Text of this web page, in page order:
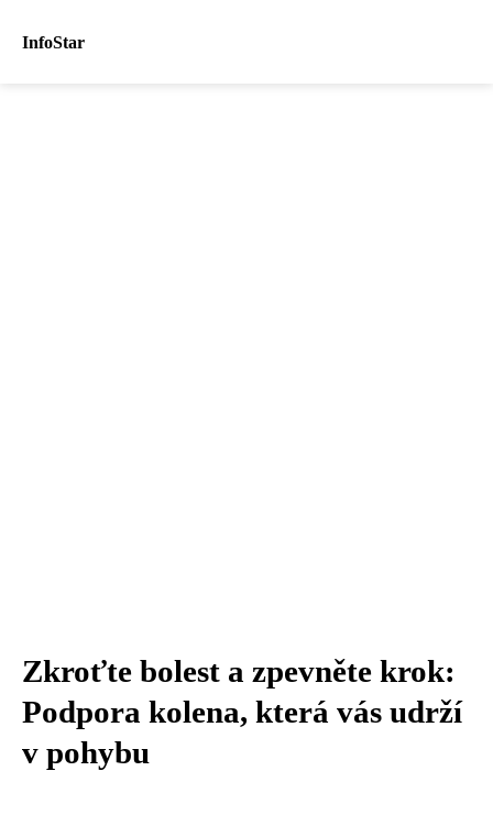
InfoStar
Zkroťte bolest a zpevněte krok:
Podpora kolena, která vás udrží
v pohybu